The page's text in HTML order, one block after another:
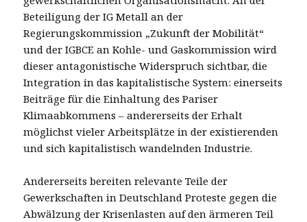
Beteiligung der IG Metall an der
Regierungskommission „Zukunft der Mobilität“
und der IGBCE an Kohle- und Gaskommission wird
dieser antagonistische Widerspruch sichtbar, die
Integration in das kapitalistische System: einerseits
Beiträge für die Einhaltung des Pariser
Klimaabkommens – andererseits der Erhalt
möglichst vieler Arbeitsplätze in der existierenden
und sich kapitalistisch wandelnden Industrie.
Andererseits bereiten relevante Teile der
Gewerkschaften in Deutschland Proteste gegen die
Abwälzung der Krisenlasten auf den ärmeren Teil